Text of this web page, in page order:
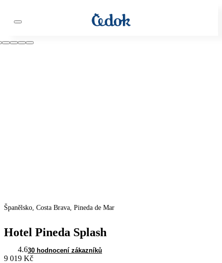
Španělsko, Costa Brava, Pineda de Mar
Hotel Pineda Splash
4.630 hodnocení zákazníků
9 019 Kč